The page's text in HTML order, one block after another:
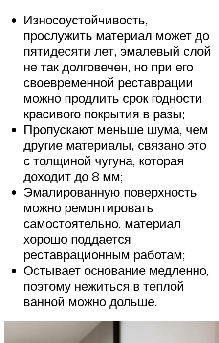
Износоустойчивость,
прослужить материал может до
пятидесяти лет, эмалевый слой
не так долговечен, но при его
своевременной реставрации
можно продлить срок годности
красивого покрытия в разы;
Пропускают меньше шума, чем
другие материалы, связано это
с толщиной чугуна, которая
доходит до 8 мм;
Эмалированную поверхность
можно ремонтировать
самостоятельно, материал
хорошо поддается
реставрационным работам;
Остывает основание медленно,
поэтому нежиться в теплой
ванной можно дольше.